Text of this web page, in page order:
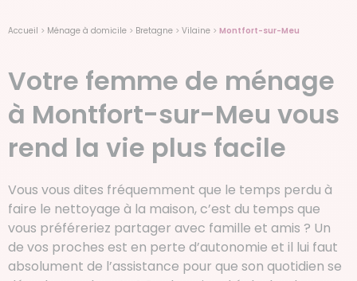
Accueil > Ménage à domicile > Bretagne > Vilaine > Montfort-sur-Meu
Votre femme de ménage
à Montfort-sur-Meu vous
rend la vie plus facile
Vous vous dites fréquemment que le temps perdu à
faire le nettoyage à la maison, c’est du temps que
vous préféreriez partager avec famille et amis ? Un
de vos proches est en perte d’autonomie et il lui faut
absolument de l’assistance pour que son quotidien se